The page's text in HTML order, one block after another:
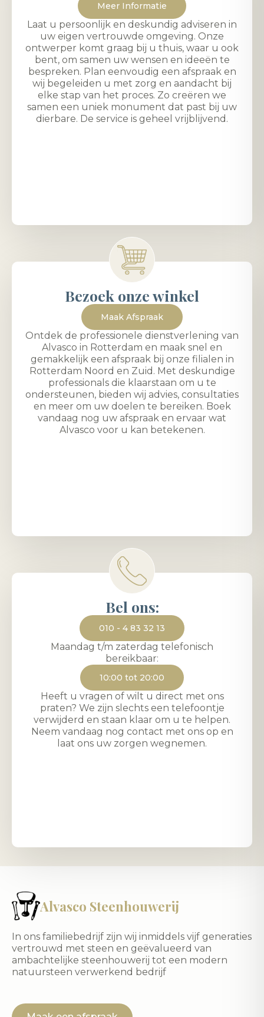
Meer Informatie
Laat u persoonlijk en deskundig adviseren in
uw eigen vertrouwde omgeving. Onze
ontwerper komt graag bij u thuis, waar u ook
bent, om samen uw wensen en ideeën te
bespreken. Plan eenvoudig een afspraak en
wij begeleiden u met zorg en aandacht bij
elke stap van het proces. Zo creëren we
samen een uniek monument dat past bij uw
dierbare. De service is geheel vrijblijvend.
Bezoek onze winkel
Maak Afspraak
Ontdek de professionele dienstverlening van
Alvasco in Rotterdam en maak snel en
gemakkelijk een afspraak bij onze filialen in
Rotterdam Noord en Zuid. Met deskundige
professionals die klaarstaan om u te
ondersteunen, bieden wij advies, consultaties
en meer om uw doelen te bereiken. Boek
vandaag nog uw afspraak en ervaar wat
Alvasco voor u kan betekenen.
Bel ons:
010 - 4 83 32 13
Maandag t/m zaterdag telefonisch
bereikbaar:
10:00 tot 20:00
Heeft u vragen of wilt u direct met ons
praten? We zijn slechts een telefoontje
verwijderd en staan klaar om u te helpen.
Neem vandaag nog contact met ons op en
laat ons uw zorgen wegnemen.
Alvasco Steenhouwerij
In ons familiebedrijf zijn wij inmiddels vijf generaties
vertrouwd met steen en geëvalueerd van
ambachtelijke steenhouwerij tot een modern
natuursteen verwerkend bedrijf